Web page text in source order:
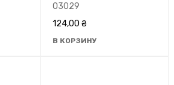
03029
124,00 ₴
В КОРЗИНУ